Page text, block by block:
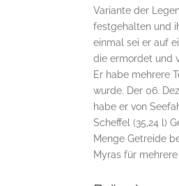
Variante der
festgehalten und
einmal sei er auf
die ermordet und
Er habe mehrere
wurde. Der 06.
habe er von
Scheffel (35,24 l)
Menge Getreide
Myras für